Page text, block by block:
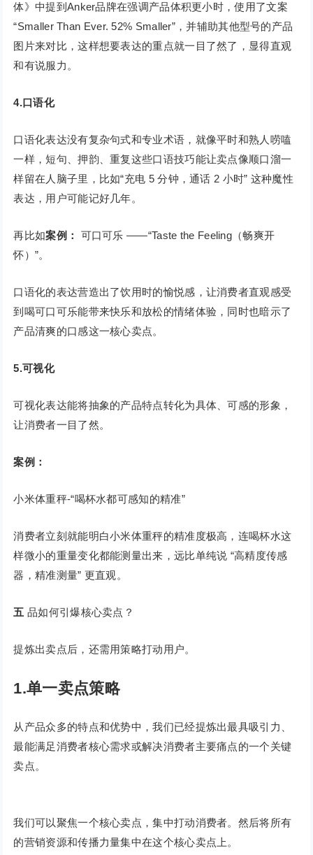
体》中提到Anker品牌在强调产品体积更小时，使用了文案
“Smaller Than Ever. 52% Smaller”，并辅助其他型号的产品
图片来对比，这样想要表达的重点就一目了然了，显得直观
和有说服力。
4.口语化
口语化表达没有复杂句式和专业术语，就像平时和熟人唠嗑
一样，短句、押韵、重复这些口语技巧能让卖点像顺口溜一
样留在人脑子里，比如“充电 5 分钟，通话 2 小时” 这种魔性
表达，用户可能记好几年。
再比如案例：
可口可乐 ——“Taste the Feeling（畅爽开
怀）”。
口语化的表达营造出了饮用时的愉悦感，让消费者直观感受
到喝可口可乐能带来快乐和放松的情绪体验，同时也暗示了
产品清爽的口感这一核心卖点。
5.可视化
可视化表达能将抽象的产品特点转化为具体、可感的形象，
让消费者一目了然。
案例：
小米体重秤-“喝杯水都可感知的精准”
消费者立刻就能明白小米体重秤的精准度极高，连喝杯水这
样微小的重量变化都能测量出来，远比单纯说 “高精度传感
器，精准测量” 更直观。
五 品如何引爆核心卖点？
提炼出卖点后，还需用策略打动用户。
1.单一卖点策略
从产品众多的特点和优势中，我们已经提炼出最具吸引力、
最能满足消费者核心需求或解决消费者主要痛点的一个关键
卖点。
我们可以聚焦一个核心卖点，集中打动消费者。然后将所有
的营销资源和传播力量集中在这个核心卖点上。